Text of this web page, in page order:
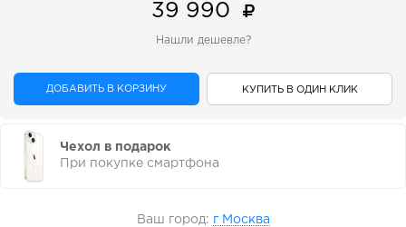
39 990
Нашли дешевле?
ДОБАВИТЬ В КОРЗИНУ КУПИТЬ В ОДИН КЛИК
Чехол в подарок
При покупке смартфона
Ваш город: г Москва